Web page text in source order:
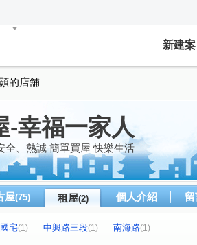
新建案
的店舖
-幸福一家人
全、熱誠 簡單買屋 快樂生活
屋(75) 租屋(2) 個人介紹
宅(1) 中興路三段(1) 南海路(1)